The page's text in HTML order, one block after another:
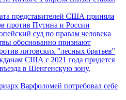
представителей США приняла
против Путина и России
суд по правам человека
обоснованно признают
литовских "лесных братьев"
США с 2021 года придется
в Шенгенскую зону,
Варфоломей потребовал себе